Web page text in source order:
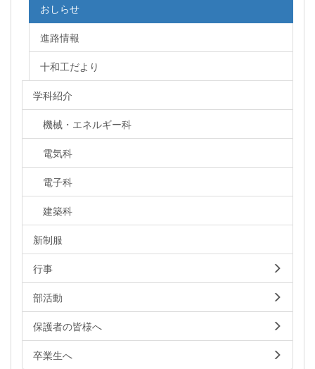
おしらせ
進路情報
十和工だより
学科紹介
機械・エネルギー科
電気科
電子科
建築科
新制服
行事
部活動
保護者の皆様へ
卒業生へ